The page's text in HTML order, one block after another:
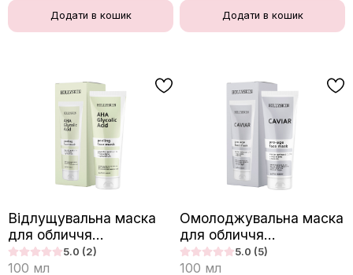
Додати в кошик Додати в кошик
Відлущувальна маска
для обличчя
HOLLYSKIN Glycolic
AHA Acid з гліколевою
5.0 (2)
100 мл
Омолоджувальна маска
для обличчя
HOLLYSKIN Caviar з
екстрактом чорної ікри
5.0 (5)
100 мл